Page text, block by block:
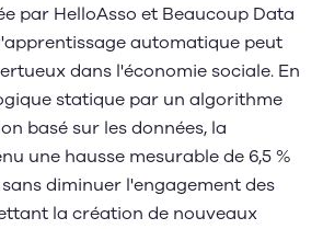
par HelloAsso et Beaucoup Data
automatique peut
dans l'économie sociale. En
statique par un algorithme
basé sur les données, la
une hausse mesurable de 6,5 %
diminuer l'engagement des
la création de nouveaux